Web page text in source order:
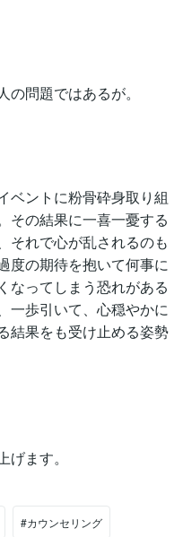
問題ではあるが。
ベントに粉骨砕身取り組
その結果に一喜一憂する
それで心が乱されるのも
度の期待を抱いて何事に
なってしまう恐れがある
一歩引いて、心穏やかに
結果をも受け止める姿勢
ます。
#カウンセリング